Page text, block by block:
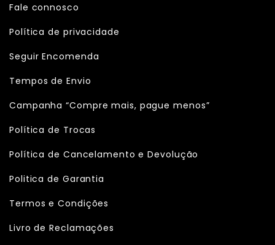
Fale connosco
Política de privacidade
Seguir Encomenda
Tempos de Envio
Campanha “Compre mais, pague menos”
Política de Trocas
Política de Cancelamento e Devolução
Politica de Garantia
Termos e Condições
Livro de Reclamações